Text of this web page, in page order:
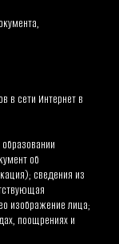
в сети Интернет в
об
сведения из
изображение лица;
поощрениях и